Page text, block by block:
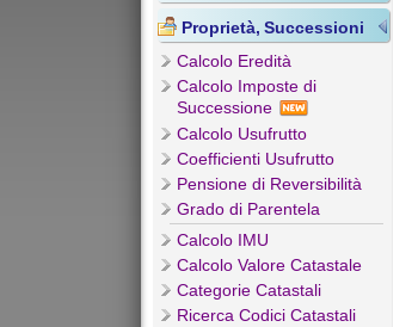
Proprietà, Successioni
Calcolo Eredità
Calcolo Imposte di
Successione
Calcolo Usufrutto
Coefficienti Usufrutto
Pensione di Reversibilità
Grado di Parentela
Calcolo IMU
Calcolo Valore Catastale
Categorie Catastali
Ricerca Codici Catastali